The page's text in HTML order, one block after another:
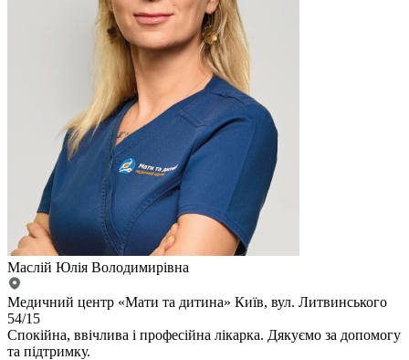
Маслій Юлія Володимирівна
Медичний центр «Мати та дитина» Київ, вул. Литвинського
54/15
Спокійна, ввічлива і професійна лікарка. Дякуємо за допомогу
та підтримку.